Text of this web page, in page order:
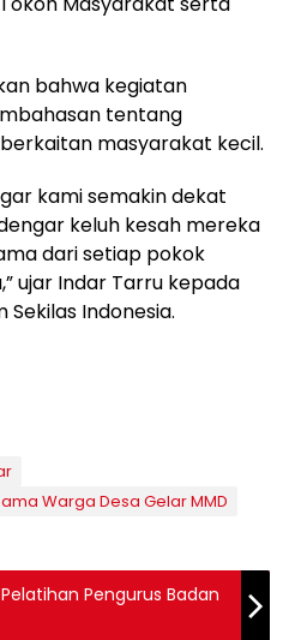
bahwa kegiatan
tentang
masyarakat kecil.
kami semakin dekat
keluh kesah mereka
dari setiap pokok
ujar Indar Tarru kepada
Indonesia.
Warga Desa Gelar MMD
Pengurus Badan